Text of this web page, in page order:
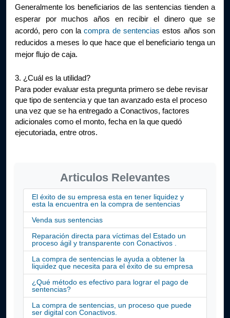
Generalmente los beneficiarios de las sentencias tienden a
esperar por muchos años en recibir el dinero que se
acordó, pero con la compra de sentencias estos años son
reducidos a meses lo que hace que el beneficiario tenga un
mejor flujo de caja.
3. ¿Cuál es la utilidad?
Para poder evaluar esta pregunta primero se debe revisar
que tipo de sentencia y que tan avanzado esta el proceso
una vez que se ha entregado a Conactivos, factores
adicionales como el monto, fecha en la que quedó
ejecutoriada, entre otros.
Articulos Relevantes
El éxito de su empresa esta en tener liquidez y
esta la encuentra en la compra de sentencias
Venda sus sentencias
Reparación directa para víctimas del Estado un
proceso ágil y transparente con Conactivos .
La compra de sentencias le ayuda a obtener la
liquidez que necesita para el éxito de su empresa
¿Qué método es efectivo para lograr el pago de
sentencias?
La compra de sentencias, un proceso que puede
ser digital con Conactivos.